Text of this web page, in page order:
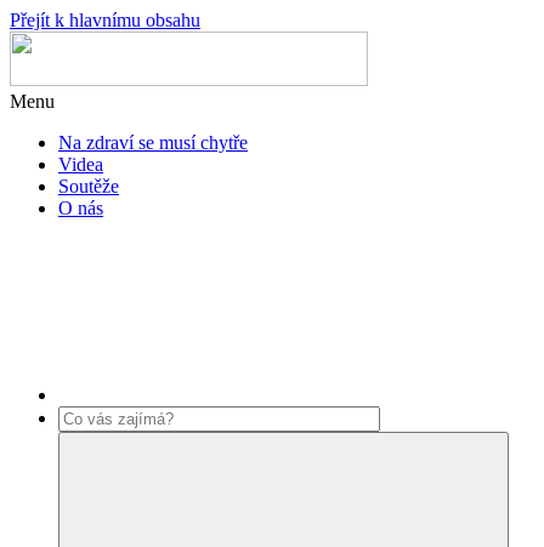
Přejít k hlavnímu obsahu
Menu
Na zdraví se musí chytře
Videa
Soutěže
O nás